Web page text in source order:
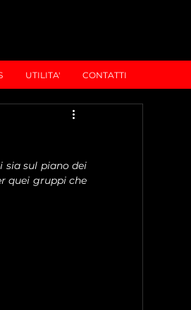
UTILITA' CONTATTI
sia sul piano dei
quei gruppi che